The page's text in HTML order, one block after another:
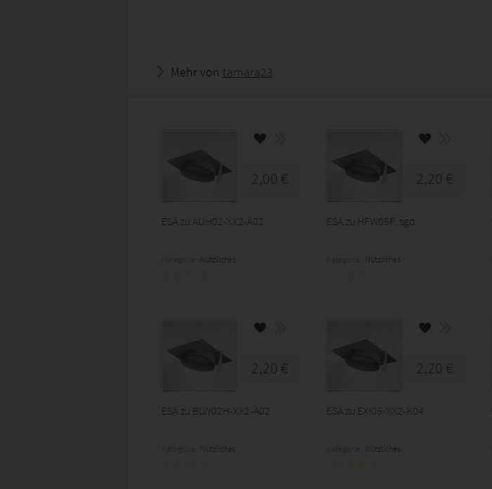
Mehr von tamara23
2,00 €
ESA zu AUH02-XX2-A02
Nützliches
2,20 €
ESA zu HFW05F, sgd
Nützliches
2,20 €
ESA zu BLW02H-XX2-A02
Nützliches
2,20 €
ESA zu EXI05-XX2-K04
Nützliches